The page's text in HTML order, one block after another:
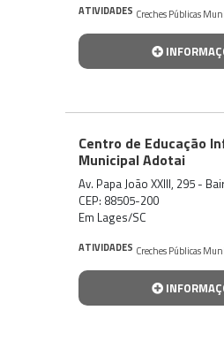
ATIVIDADES Creches Públicas
Centro de Educação
Municipal Adotai
Av. Papa João XXIII, 295 -
CEP: 88505-200
Em Lages/SC
ATIVIDADES Creches Públicas